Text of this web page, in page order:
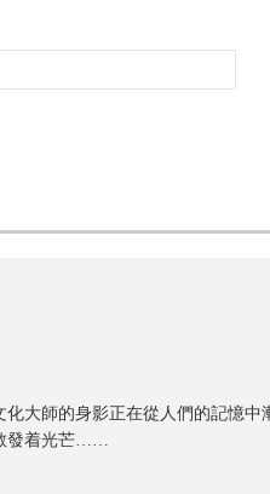
化大師的身影正在從人們的記憶
發着光芒……